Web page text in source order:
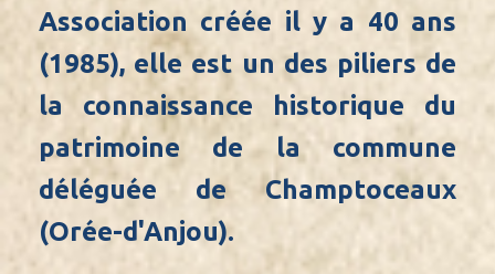
Association créée il y a 40 ans
(1985), elle est un des piliers de
la connaissance historique du
patrimoine de la commune
déléguée de Champtoceaux
(Orée-d'Anjou).